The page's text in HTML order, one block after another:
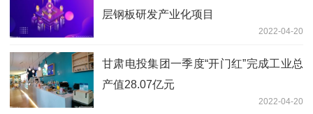
层钢板研发产业化项目
2022-04-20
甘肃电投集团一季度“开门红”完成工业总
产值28.07亿元
2022-04-20